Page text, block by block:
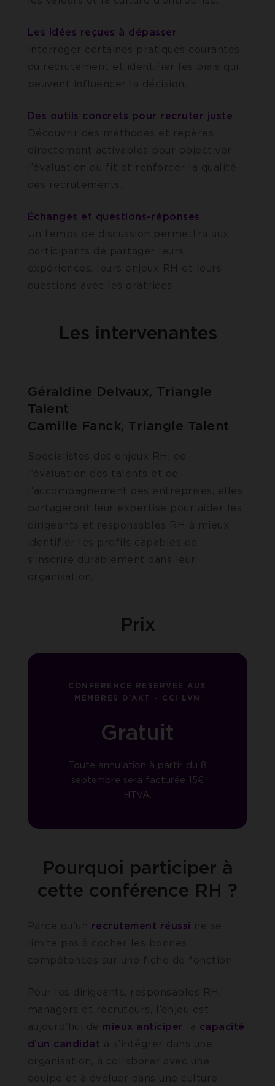
Les idées reçues à dépasser
Interroger certaines pratiques courantes
du recrutement et identifier les biais qui
peuvent influencer la décision.
Des outils concrets pour recruter juste
Découvrir des méthodes et repères
directement activables pour objectiver
l’évaluation du fit et renforcer la qualité
des recrutements.
Échanges et questions-réponses
Un temps de discussion permettra aux
participants de partager leurs
expériences, leurs enjeux RH et leurs
questions avec les oratrices
Les intervenantes
Géraldine Delvaux, Triangle
Talent
Camille Fanck, Triangle Talent
Spécialistes des enjeux RH, de
l’évaluation des talents et de
l’accompagnement des entreprises, elles
partageront leur expertise pour aider les
dirigeants et responsables RH à mieux
identifier les profils capables de
s’inscrire durablement dans leur
organisation.
Prix
CONFERENCE RESERVEE AUX
MEMBRES D'AKT - CCI LVN
Gratuit
Toute annulation à partir du 8
septembre sera facturée 15€
HTVA.
Pourquoi participer à
cette conférence RH ?
Parce qu’un recrutement réussi ne se
limite pas à cocher les bonnes
compétences sur une fiche de fonction.
Pour les dirigeants, responsables RH,
managers et recruteurs, l’enjeu est
aujourd’hui de mieux anticiper la capacité
d’un candidat à s’intégrer dans une
organisation, à collaborer avec une
équipe et à évoluer dans une culture